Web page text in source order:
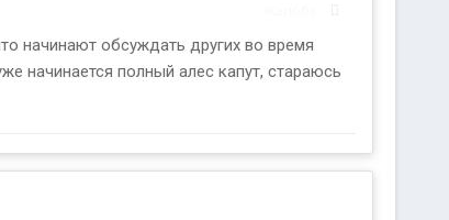
начинают обсуждать других во время
начинается полный алес капут, стараюсь